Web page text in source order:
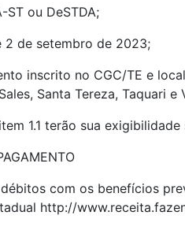
ST ou DeSTDA;
de setembro de 2023;
inscrito no CGC/TE e
Santa Tereza, Taquari e
1.1 terão sua
com os benefícios
http://